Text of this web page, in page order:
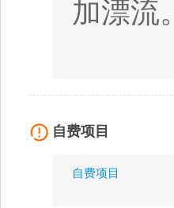
加漂流。
自费项目
自费项目